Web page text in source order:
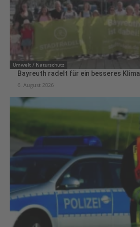
Umwelt / Naturschutz
Bayreuth radelt für ein besseres Klima
6. August 2026